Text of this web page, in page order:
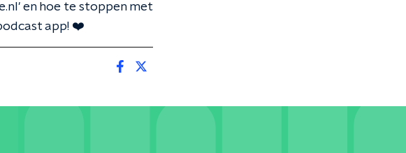
en hoe te stoppen met
app! ❤️